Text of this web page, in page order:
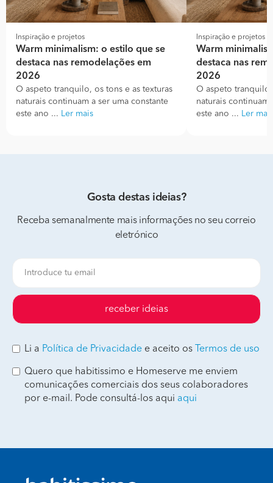
Inspiração e projetos
Warm minimalism: o estilo que se
destaca nas remodelações em
2026
O aspeto tranquilo, os tons e as texturas
naturais continuam a ser uma constante
este ano ... Ler mais
Inspiração e projetos
Warm
destaca nas
2026
O aspeto
naturais continuam
este ano ... Ler mais
Gosta destas ideias?
Receba semanalmente mais informações no seu correio
eletrónico
receber ideias
Li a Política de Privacidade e aceito os Termos de uso
Quero que habitissimo e Homeserve me enviem
comunicações comerciais dos seus colaboradores
por e-mail. Pode consultá-los aqui aqui